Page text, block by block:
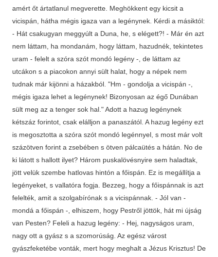
amért őt ártatlanul megverette. Meghökkent egy kicsit a
vicispán, hátha mégis igaza van a legénynek. Kérdi a másiktól:
- Hát csakugyan meggyúlt a Duna, he, s elégett?! - Már én azt
nem láttam, ha mondanám, hogy láttam, hazudnék, tekintetes
uram - felelt a szóra szót mondó legény -, de láttam az
utcákon s a piacokon annyi sült halat, hogy a népek nem
tudnak már kijönni a házakból. "Hm - gondolja a vicispán -,
mégis igaza lehet a legénynek! Bizonyosan az égő Dunában
sült meg az a tenger sok hal." Adott a hazug legénynek
kétszáz forintot, csak elálljon a panaszától. A hazug legény ezt
is megosztotta a szóra szót mondó legénnyel, s most már volt
százötven forint a zsebében s ötven pálcaütés a hátán. No de
ki látott s hallott ilyet? Három puskalövésnyire sem haladtak,
jött velük szembe hatlovas hintón a főispán. Ez is megállítja a
legényeket, s vallatóra fogja. Bezzeg, hogy a főispánnak is azt
felelték, amit a szolgabírónak s a vicispánnak. - Jól van -
mondá a főispán -, elhiszem, hogy Pestről jöttök, hát mi újság
van Pesten? Feleli a hazug legény: - Hej, nagyságos uram,
nagy ott a gyász s a szomorúság. Az egész várost
gyászfeketébe vonták, mert hogy meghalt a Jézus Krisztus! De